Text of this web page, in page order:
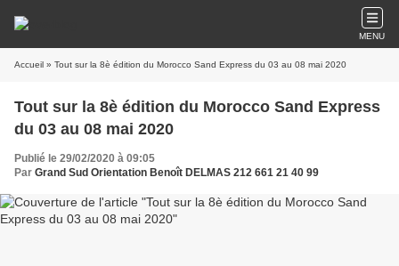
MENU
Accueil » Tout sur la 8è édition du Morocco Sand Express du 03 au 08 mai 2020
Tout sur la 8è édition du Morocco Sand Express
du 03 au 08 mai 2020
Publié le 29/02/2020 à 09:05
Par Grand Sud Orientation Benoît DELMAS 212 661 21 40 99